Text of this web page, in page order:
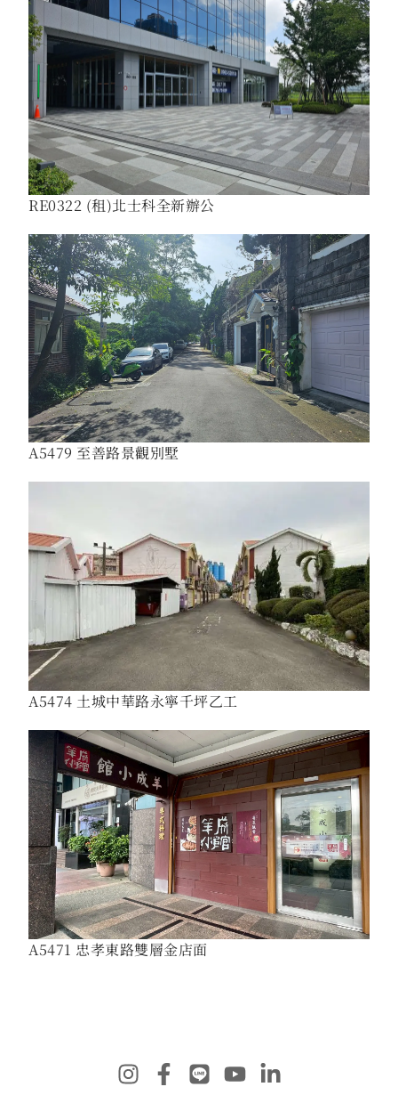
RE0322 (租)北士科全新辦公
A5479 至善路景觀別墅
A5474 土城中華路永寧千坪乙工
A5471 忠孝東路雙層金店面